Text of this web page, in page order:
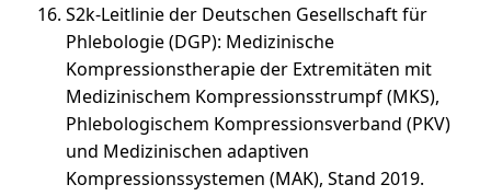
S2k-Leitlinie der Deutschen Gesellschaft für
Phlebologie (DGP): Medizinische
Kompressionstherapie der Extremitäten mit
Medizinischem Kompressionsstrumpf (MKS),
Phlebologischem Kompressionsverband (PKV)
und Medizinischen adaptiven
Kompressionssystemen (MAK), Stand 2019.